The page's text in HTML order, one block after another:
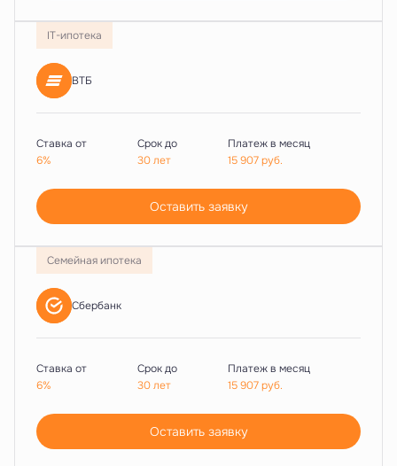
IT-ипотека
ВТБ
Ставка от
6%
Срок до
30 лет
Платеж в месяц
15 907руб.
Оставить заявку
Семейная ипотека
Сбербанк
Ставка от
6%
Срок до
30 лет
Платеж в месяц
15 907руб.
Оставить заявку